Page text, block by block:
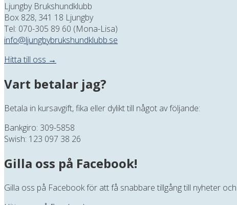
Ljungby Brukshundklubb
Box 828, 341 18 Ljungby
Tel: 070-305 89 60 (Mona-Lisa)
info@ljungbybrukshundklubb.se
Hitta till oss →
Vart betalar jag?
Betala in kursavgift, fika eller dylikt till något av följande:
Bankgiro: 309-5858
Swish: 123 097 38 26
Gilla oss på Facebook!
Gilla oss på Facebook för att få snabbare tillgång till nyheter